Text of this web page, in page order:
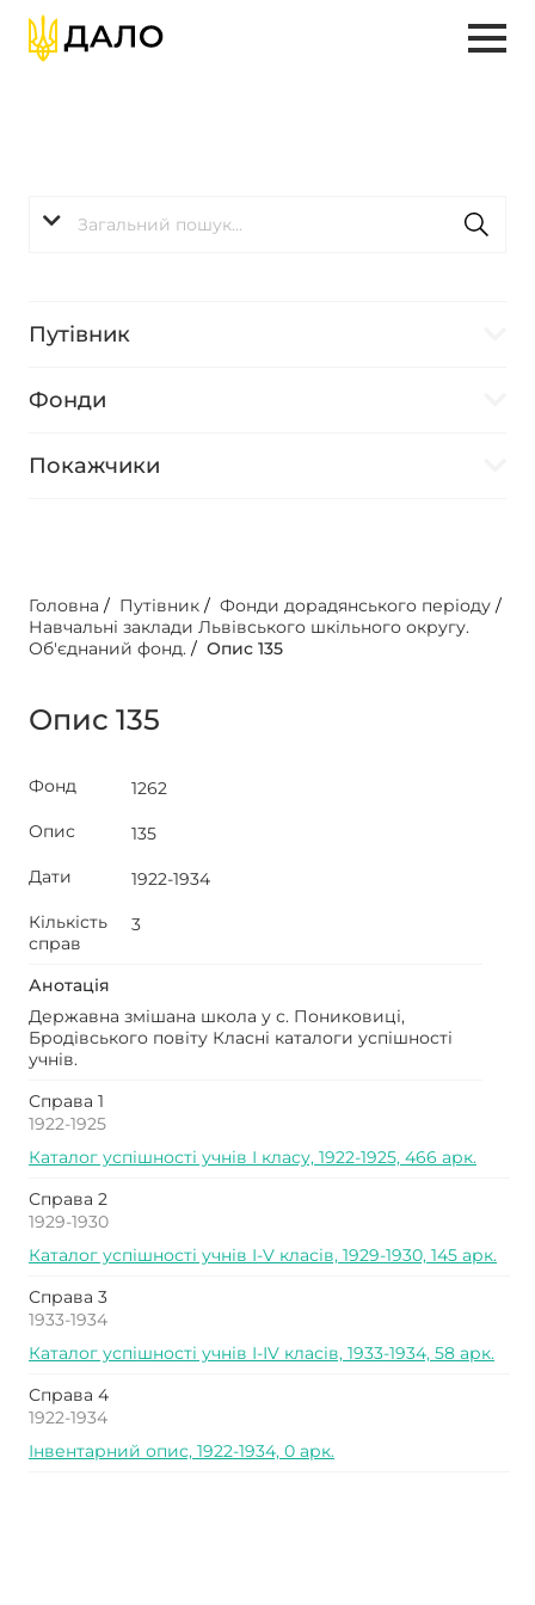
Путівник
Фонди
Покажчики
Головна / Путівник / Фонди дорадянського періоду /
Навчальні заклади Львівського шкільного округу.
Об'єднаний фонд. / Опис 135
Опис 135
Фонд
1262
Опис
135
Дати
1922-1934
Кількість
справ
3
Анотація
Державна змішана школа у с. Пониковиці,
Бродівського повіту Класні каталоги успішності
учнів.
Справа 1
1922-1925
Каталог успішності учнів І класу, 1922-1925, 466 арк.
Справа 2
1929-1930
Каталог успішності учнів І-V класів, 1929-1930, 145 арк.
Справа 3
1933-1934
Каталог успішності учнів І-ІV класів, 1933-1934, 58 арк.
Справа 4
1922-1934
Інвентарний опис, 1922-1934, 0 арк.